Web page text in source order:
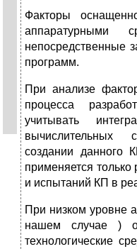
Факторы
аппаратурными
непосредственные
программ.
При анализе
процесса
учитывать
вычислительных
создании данного
применяется
и испытаний КП в
При низком уровне
нашем случае )
технологические